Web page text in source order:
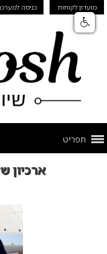
מועדון לקוחות כניסה
תפריט
ארכיון